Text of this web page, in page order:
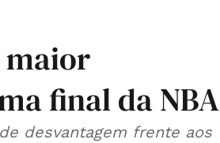
maior
final da NBA
desvantagem frente aos